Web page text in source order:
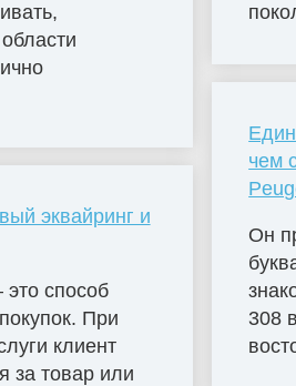
эквайринг и
это способ
При
клиент
за товар или
чем
Он
308